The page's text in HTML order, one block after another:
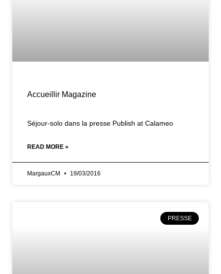
Accueillir Magazine
Séjour-solo dans la presse Publish at Calameo
READ MORE »
MargauxCM 19/03/2016
PRESSE